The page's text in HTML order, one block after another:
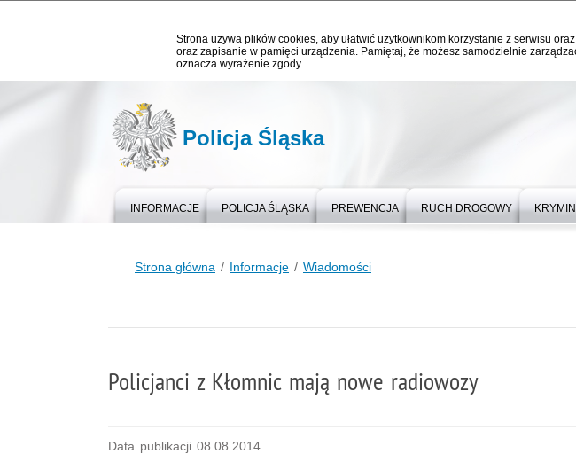
Strona używa plików cookies, aby ułatwić użytkownikom korzystanie z serwisu
oraz zapisanie w pamięci urządzenia. Pamiętaj, że możesz samodzielnie
oznacza wyrażenie zgody.
Policja Śląska
INFORMACJE POLICJA ŚLĄSKA PREWENCJA RUCH DROGOWY
Strona główna Informacje Wiadomości
Policjanci z Kłomnic mają nowe radiowozy
Data publikacji 08.08.2014